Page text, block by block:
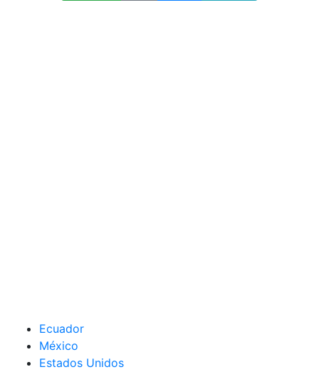
Ecuador
México
Estados Unidos